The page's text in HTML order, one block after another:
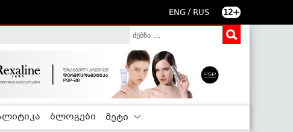
ENG / RUS 12+
ბლოგები მეტი